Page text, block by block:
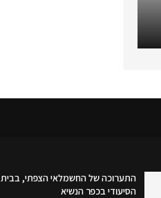
התערוכה של החשמלאי הצפתי, בבית
הסיעודי בכפר הנשיא